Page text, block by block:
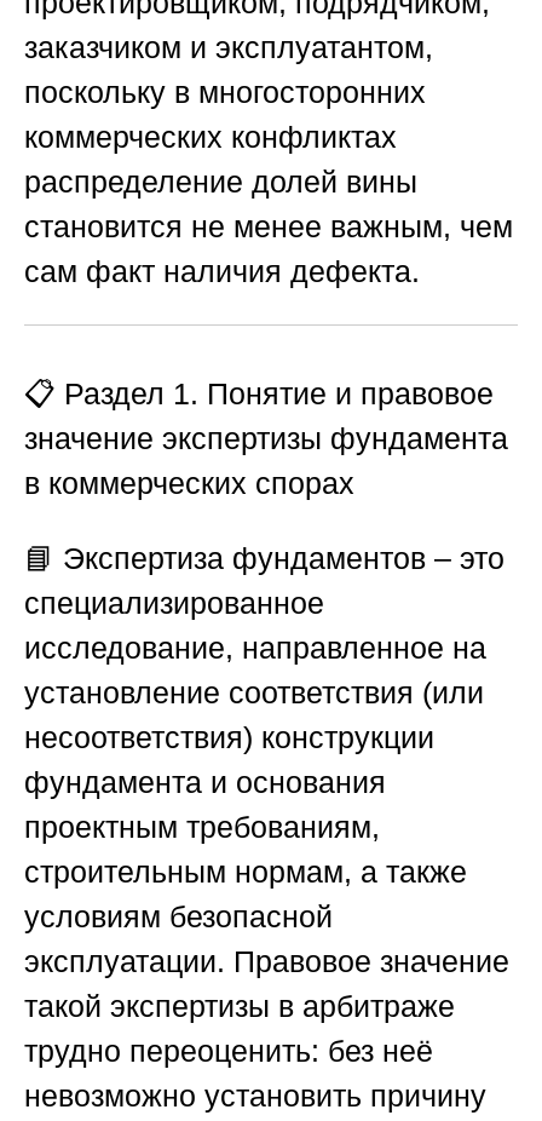
заказчиком и эксплуатантом,
поскольку в многосторонних
коммерческих конфликтах
распределение долей вины
становится не менее важным, чем
сам факт наличия дефекта.
📋 Раздел 1. Понятие и правовое
значение экспертизы фундамента
в коммерческих спорах
📘 Экспертиза фундаментов – это
специализированное
исследование, направленное на
установление соответствия (или
несоответствия) конструкции
фундамента и основания
проектным требованиям,
строительным нормам, а также
условиям безопасной
эксплуатации. Правовое значение
такой экспертизы в арбитраже
трудно переоценить: без неё
невозможно установить причину